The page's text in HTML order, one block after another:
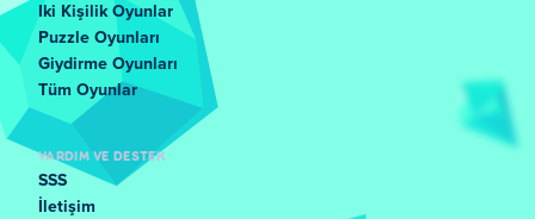
Iki Kişilik Oyunlar
Puzzle Oyunları
Giydirme Oyunları
Tüm Oyunlar
YARDIM VE DESTEK
SSS
İletişim